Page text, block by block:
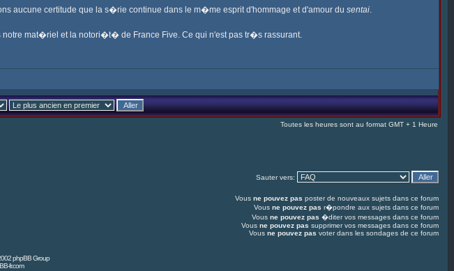
aucune certitude que la s�rie continue dans le m�me esprit d'hommage et d'amour du sentai.
mat�riel et la notori�t� de France Five. Ce qui n'est pas tr�s rassurant.
Toutes les heures sont au format GMT + 1 Heure
Sauter vers:
Vous ne pouvez pas poster de nouveaux sujets dans ce forum
Vous ne pouvez pas r�pondre aux sujets dans ce forum
Vous ne pouvez pas �diter vos messages dans ce forum
Vous ne pouvez pas supprimer vos messages dans ce forum
Vous ne pouvez pas voter dans les sondages de ce forum
phpBB Group
fr.com